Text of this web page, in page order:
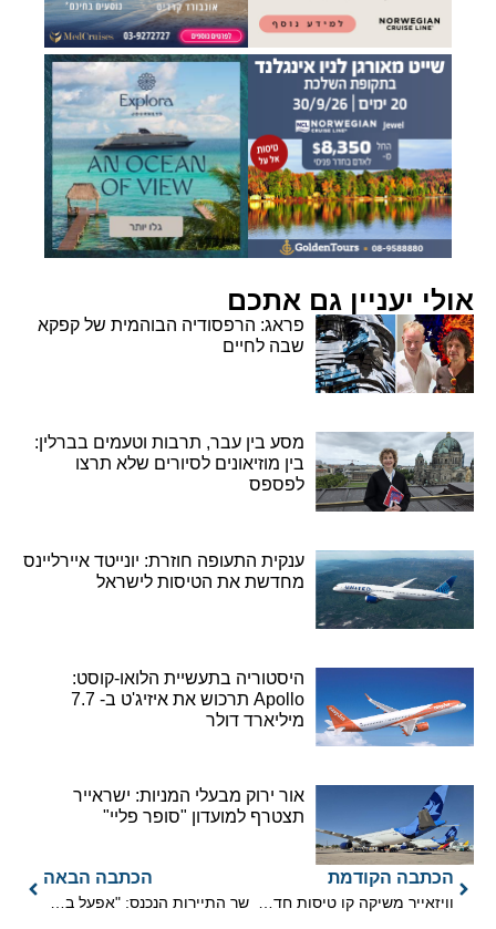
אולי יעניין גם אתכם
פראג: הרפסודיה הבוהמית של קפקא
שבה לחיים
מסע בין עבר, תרבות וטעמים בברלין:
בין מוזיאונים לסיורים שלא תרצו
לפספס
ענקית התעופה חוזרת: יונייטד איירליינס
מחדשת את הטיסות לישראל
היסטוריה בתעשיית הלואו-קוסט:
Apollo תרכוש את איזיג'ט ב- 7.7
מיליארד דולר
אור ירוק מבעלי המניות: ישראייר
תצטרף למועדון "סופר פליי"
הכתבה הקודמת
וויזאייר משיקה קו טיסות חדש לנאפולי
הכתבה הבאה
שר התיירות הנכנס: "אפעל בכל הכח כדי לשקם את תעשיית התיירות"